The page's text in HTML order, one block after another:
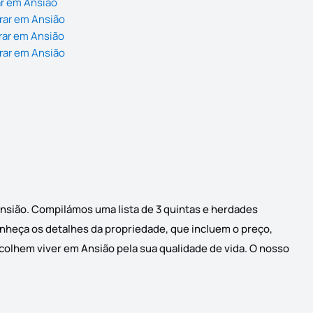
em Ansião
em Ansião
em Ansião
Compilámos uma lista de 3 quintas e herdades
os detalhes da propriedade, que incluem o preço,
viver em Ansião pela sua qualidade de vida. O nosso